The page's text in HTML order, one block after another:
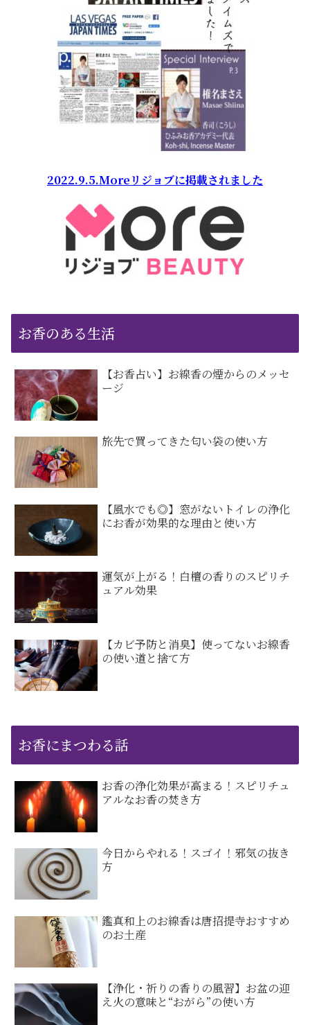
2022.9.5.Moreリジョブに掲載されました
お香のある生活
【お香占い】お線香の煙からのメッセ
ージ
旅先で買ってきた匂い袋の使い方
【風水でも◎】窓がないトイレの浄化
にお香が効果的な理由と使い方
運気が上がる！白檀の香りのスピリチ
ュアル効果
【カビ予防と消臭】使ってないお線香
の使い道と捨て方
お香にまつわる話
お香の浄化効果が高まる！スピリチュ
アルなお香の焚き方
今日からやれる！スゴイ！邪気の抜き
方
鑑真和上のお線香は唐招提寺おすすめ
のお土産
【浄化・祈りの香りの風習】お盆の迎
え火の意味と“おがら”の使い方